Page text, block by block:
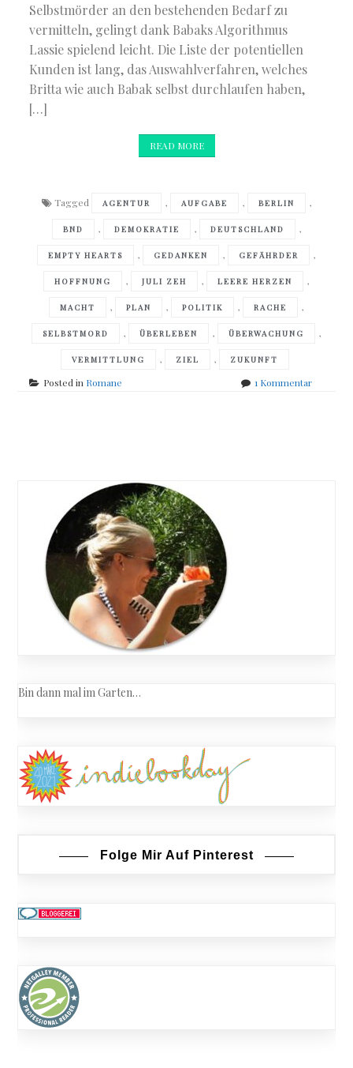
Selbstmörder an den bestehenden Bedarf zu
vermitteln, gelingt dank Babaks Algorithmus
Lassie spielend leicht. Die Liste der potentiellen
Kunden ist lang, das Auswahlverfahren, welches
Britta wie auch Babak selbst durchlaufen haben,
[…]
READ MORE
Tagged AGENTUR , AUFGABE , BERLIN ,
BND , DEMOKRATIE , DEUTSCHLAND ,
EMPTY HEARTS , GEDANKEN , GEFÄHRDER ,
HOFFNUNG , JULI ZEH , LEERE HERZEN ,
MACHT , PLAN , POLITIK , RACHE ,
SELBSTMORD , ÜBERLEBEN , ÜBERWACHUNG ,
VERMITTLUNG , ZIEL , ZUKUNFT
Posted in Romane 1 Kommentarzu
navigation
Bin dann mal im Garten…
Folge Mir Auf Pinterest